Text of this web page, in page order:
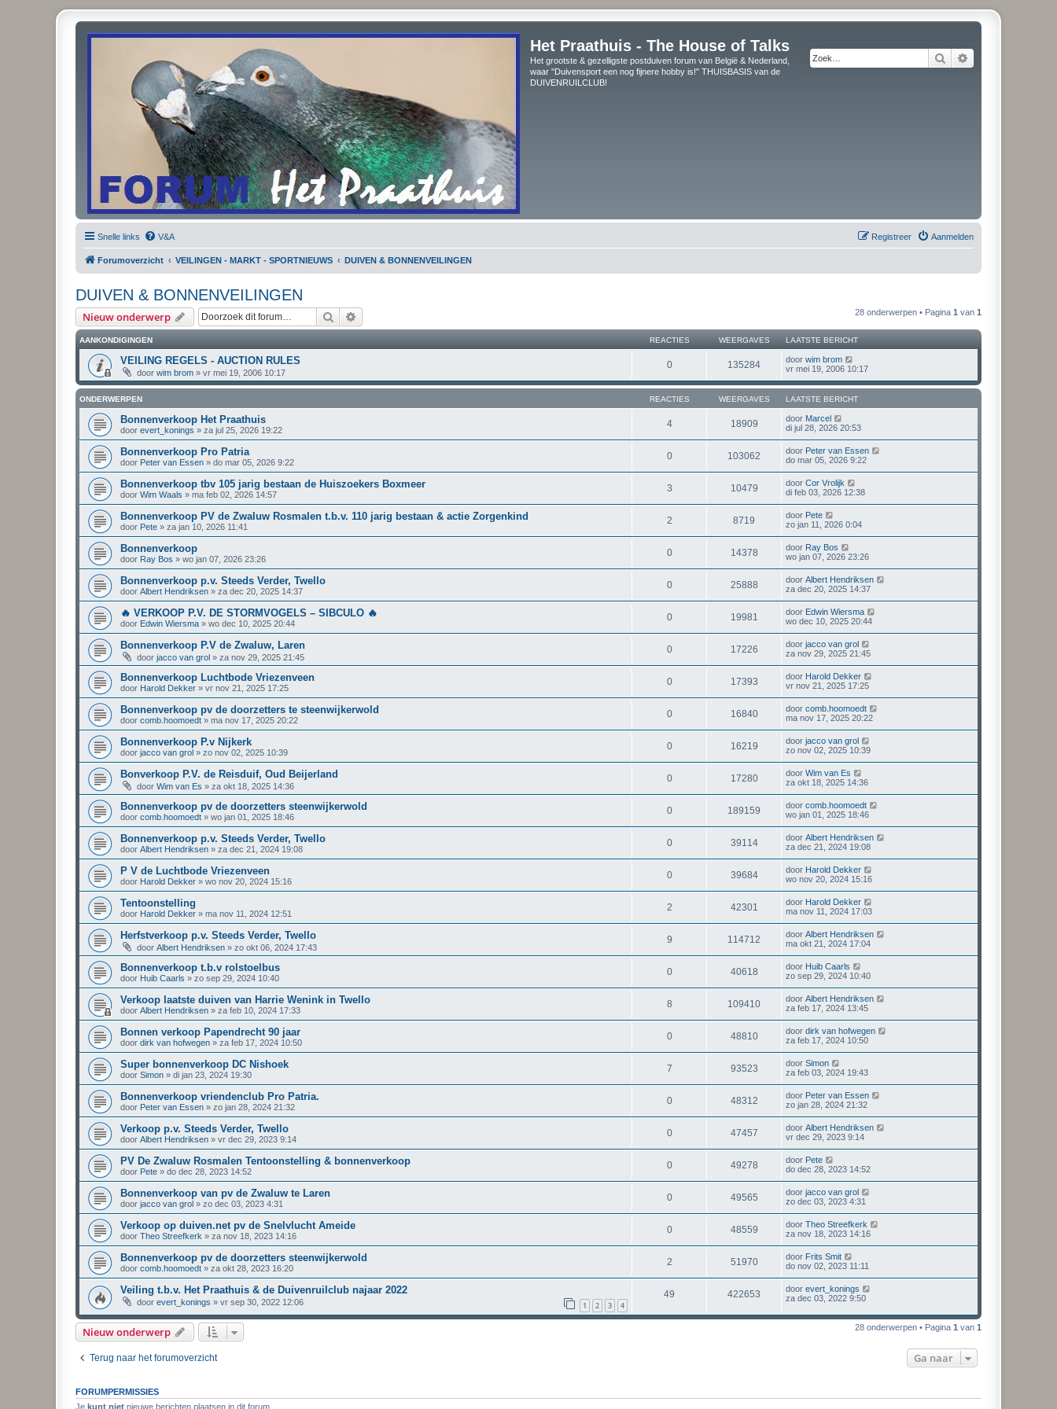
Het Praathuis - The House of Talks
Het grootste & gezelligste postduiven forum van België & Nederland,
waar "Duivensport een nog fijnere hobby is!" THUISBASIS van de
DUIVENRUILCLUB!
Zoek
Snelle links V&A Aanmelden
Registreer
Forumoverzicht VEILINGEN - MARKT - SPORTNIEUWS DUIVEN & BONNENVEILINGEN
DUIVEN & BONNENVEILINGEN
Nieuw onderwerp Zoek 28 onderwerpen • Pagina 1 van 1
AANKONDIGINGEN REACTIES WEERGAVES LAATSTE BERICHT
VEILING REGELS - AUCTION RULES
door wim brom » vr mei 19, 2006 10:17
0 135284 door wim brom
vr mei 19, 2006 10:17
ONDERWERPEN REACTIES WEERGAVES LAATSTE BERICHT
Bonnenverkoop Het Praathuis
door evert_konings » za jul 25, 2026 19:22
4 18909 door Marcel
di jul 28, 2026 20:53
Bonnenverkoop Pro Patria
door Peter van Essen » do mar 05, 2026 9:22
0 103062 door Peter van Essen
do mar 05, 2026 9:22
Bonnenverkoop tbv 105 jarig bestaan de Huiszoekers Boxmeer
door Wim Waals » ma feb 02, 2026 14:57
3 10479 door Cor Vrolijk
di feb 03, 2026 12:38
Bonnenverkoop PV de Zwaluw Rosmalen t.b.v. 110 jarig bestaan & actie Zorgenkind
door Pete » za jan 10, 2026 11:41
2 8719 door Pete
zo jan 11, 2026 0:04
Bonnenverkoop
door Ray Bos » wo jan 07, 2026 23:26
0 14378 door Ray Bos
wo jan 07, 2026 23:26
Bonnenverkoop p.v. Steeds Verder, Twello
door Albert Hendriksen » za dec 20, 2025 14:37
0 25888 door Albert Hendriksen
za dec 20, 2025 14:37
🔥 VERKOOP P.V. DE STORMVOGELS – SIBCULO 🔥
door Edwin Wiersma » wo dec 10, 2025 20:44
0 19981 door Edwin Wiersma
wo dec 10, 2025 20:44
Bonnenverkoop P.V de Zwaluw, Laren
door jacco van grol » za nov 29, 2025 21:45
0 17226 door jacco van grol
za nov 29, 2025 21:45
Bonnenverkoop Luchtbode Vriezenveen
door Harold Dekker » vr nov 21, 2025 17:25
0 17393 door Harold Dekker
vr nov 21, 2025 17:25
Bonnenverkoop pv de doorzetters te steenwijkerwold
door comb.hoomoedt » ma nov 17, 2025 20:22
0 16840 door comb.hoomoedt
ma nov 17, 2025 20:22
Bonnenverkoop P.v Nijkerk
door jacco van grol » zo nov 02, 2025 10:39
0 16219 door jacco van grol
zo nov 02, 2025 10:39
Bonverkoop P.V. de Reisduif, Oud Beijerland
door Wim van Es » za okt 18, 2025 14:36
0 17280 door Wim van Es
za okt 18, 2025 14:36
Bonnenverkoop pv de doorzetters steenwijkerwold
door comb.hoomoedt » wo jan 01, 2025 18:46
0 189159 door comb.hoomoedt
wo jan 01, 2025 18:46
Bonnenverkoop p.v. Steeds Verder, Twello
door Albert Hendriksen » za dec 21, 2024 19:08
0 39114 door Albert Hendriksen
za dec 21, 2024 19:08
P V de Luchtbode Vriezenveen
door Harold Dekker » wo nov 20, 2024 15:16
0 39684 door Harold Dekker
wo nov 20, 2024 15:16
Tentoonstelling
door Harold Dekker » ma nov 11, 2024 12:51
2 42301 door Harold Dekker
ma nov 11, 2024 17:03
Herfstverkoop p.v. Steeds Verder, Twello
door Albert Hendriksen » zo okt 06, 2024 17:43
9 114712 door Albert Hendriksen
ma okt 21, 2024 17:04
Bonnenverkoop t.b.v rolstoelbus
door Huib Caarls » zo sep 29, 2024 10:40
0 40618 door Huib Caarls
zo sep 29, 2024 10:40
Verkoop laatste duiven van Harrie Wenink in Twello
door Albert Hendriksen » za feb 10, 2024 17:33
8 109410 door Albert Hendriksen
za feb 17, 2024 13:45
Bonnen verkoop Papendrecht 90 jaar
door dirk van hofwegen » za feb 17, 2024 10:50
0 48810 door dirk van hofwegen
za feb 17, 2024 10:50
Super bonnenverkoop DC Nishoek
door Simon » di jan 23, 2024 19:30
7 93523 door Simon
za feb 03, 2024 19:43
Bonnenverkoop vriendenclub Pro Patria.
door Peter van Essen » zo jan 28, 2024 21:32
0 48312 door Peter van Essen
zo jan 28, 2024 21:32
Verkoop p.v. Steeds Verder, Twello
door Albert Hendriksen » vr dec 29, 2023 9:14
0 47457 door Albert Hendriksen
vr dec 29, 2023 9:14
PV De Zwaluw Rosmalen Tentoonstelling & bonnenverkoop
door Pete » do dec 28, 2023 14:52
0 49278 door Pete
do dec 28, 2023 14:52
Bonnenverkoop van pv de Zwaluw te Laren
door jacco van grol » zo dec 03, 2023 4:31
0 49565 door jacco van grol
zo dec 03, 2023 4:31
Verkoop op duiven.net pv de Snelvlucht Ameide
door Theo Streefkerk » za nov 18, 2023 14:16
0 48559 door Theo Streefkerk
za nov 18, 2023 14:16
Bonnenverkoop pv de doorzetters steenwijkerwold
door comb.hoomoedt » za okt 28, 2023 16:20
2 51970 door Frits Smit
do nov 02, 2023 11:11
Veiling t.b.v. Het Praathuis & de Duivenruilclub najaar 2022
door evert_konings » vr sep 30, 2022 12:06 1 2 3 4
49 422653 door evert_konings
za dec 03, 2022 9:50
Nieuw onderwerp 28 onderwerpen • Pagina 1 van 1
Terug naar het forumoverzicht Ga naar
FORUMPERMISSIES
Je kunt niet nieuwe berichten plaatsen in dit forum